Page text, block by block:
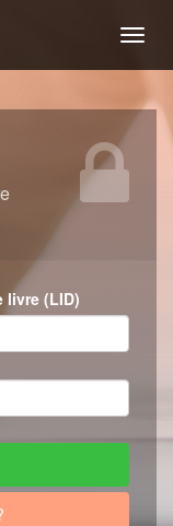
livre (LID)